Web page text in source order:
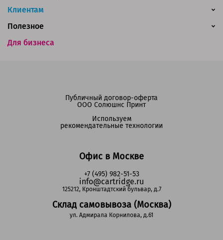
Клиентам
Для бизнеса
Полезное
Офис в Москве
+7 (495) 982-51-53
info@cartridge.ru
125212, Кронштадтский бульвар, д.7
Склад самовывоза (Москва)
ул. Адмирала Корнилова, д.61
Публичный договор-оферта
ООО Солюшнс Принт
Используем
рекомендательные технологии